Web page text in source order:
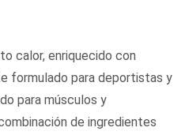
calor, enriquecido con
formulado para deportistas y
para músculos y
de ingredientes